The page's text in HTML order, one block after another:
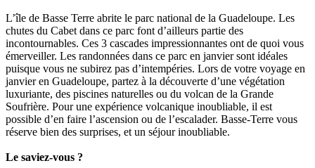
L’île de Basse Terre abrite le parc national de la Guadeloupe. Les
chutes du Cabet dans ce parc font d’ailleurs partie des
incontournables. Ces 3 cascades impressionnantes ont de quoi vous
émerveiller. Les randonnées dans ce parc en janvier sont idéales
puisque vous ne subirez pas d’intempéries. Lors de votre voyage en
janvier en Guadeloupe, partez à la découverte d’une végétation
luxuriante, des piscines naturelles ou du volcan de la Grande
Soufrière. Pour une expérience volcanique inoubliable, il est
possible d’en faire l’ascension ou de l’escalader. Basse-Terre vous
réserve bien des surprises, et un séjour inoubliable.
Le saviez-vous ?